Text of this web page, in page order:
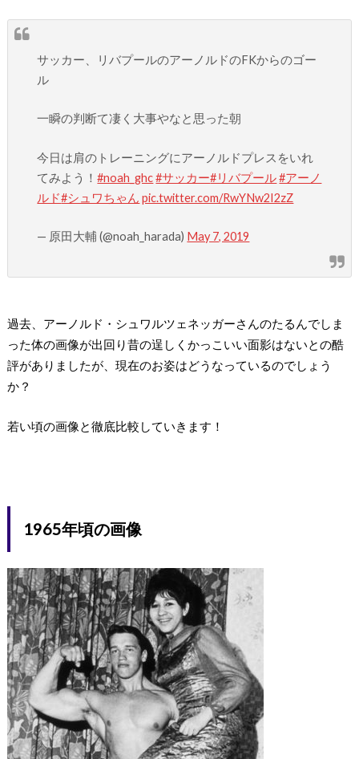
サッカー、リバプールのアーノルドのFKからのゴー
ル
一瞬の判断て凄く大事やなと思った朝
今日は肩のトレーニングにアーノルドプレスをいれ
てみよう！#noah_ghc #サッカー#リバプール #アーノ
ルド#シュワちゃん pic.twitter.com/RwYNw2I2zZ
— 原田大輔 (@noah_harada) May 7, 2019
過去、アーノルド・シュワルツェネッガーさんのたるんでしま
った体の画像が出回り昔の逞しくかっこいい面影はないとの酷
評がありましたが、現在のお姿はどうなっているのでしょう
か？
若い頃の画像と徹底比較していきます！
1965年頃の画像